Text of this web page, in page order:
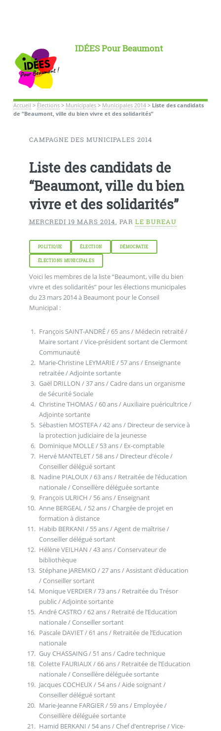
IDÉES Pour Beaumont
Accueil > Élections> Municipales> Municipales 2014> Liste des candidats
de “Beaumont, ville du bien vivre et des solidarités”
CAMPAGNE DES MUNICIPALES 2014
Liste des candidats de
“Beaumont, ville du bien
vivre et des solidarités”
MERCREDI 19 MARS 2014, PAR LE BUREAU
POLITIQUE ÉLECTION DÉMOCRATIE
ÉLECTIONS MUNICIPALES
Voici les membres de la liste “Beaumont, ville du bien
vivre et des solidarités” pour les élections municipales
du 23 mars 2014 à Beaumont pour le Conseil
Municipal :
François SAINT-ANDRÉ / 65 ans / Médecin retraité /
Maire sortant / Vice-président sortant de Clermont
Communauté
Marie-Christine LEYMARIE / 57 ans / Enseignante
retraitée / Adjointe sortante
Gaël DRILLON / 37 ans / Cadre dans un organisme
de Sécurité Sociale
Christine THOMAS / 60 ans / Auxiliaire puéricultrice /
Adjointe sortante
Sébastien MOSTEFA / 42 ans / Directeur de service à
la protection judiciaire de la jeunesse
Dominique MOLLE / 53 ans / Ex-comptable
Hervé MANTELET / 58 ans / Directeur d’école /
Conseiller délégué sortant
Nadine PIALOUX / 63 ans / Retraitée de l’éducation
nationale / Conseillère déléguée sortante
François ULRICH / 56 ans / Enseignant
Anne BERGEAL / 52 ans / Chargée de projet en
formation à distance
Habib BERKANI / 55 ans / Agent de maîtrise /
Conseiller délégué sortant
Hélène VEILHAN / 43 ans / Conservateur de
bibliothèque
Stéphane JAREMKO / 27 ans / Assistant d’éducation
/ Conseiller sortant
Monique VERDIER / 73 ans / Retraitée du Trésor
public / Adjointe sortante
André CASTRO / 62 ans / Retraité de l’Education
nationale / Conseiller sortant
Pascale DAVIET / 61 ans / Retraitée de l’Education
nationale
Guy CHASSAING / 51 ans / Cadre technique
Colette FAURIAUX / 66 ans / Retraitée de l’Education
nationale / Conseillère déléguée sortante
Jacques COCHEUX / 54 ans / Aide soignant /
Conseiller délégué sortant
Marie-Jeanne FARGIER / 59 ans / Employée /
Conseillère déléguée sortante
Hamid BERKANI / 54 ans / Chef d’entreprise / Vice-